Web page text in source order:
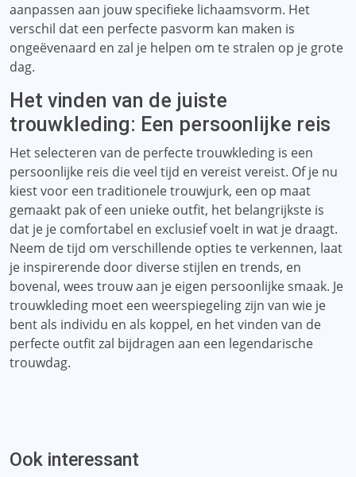
aanpassen aan jouw specifieke lichaamsvorm. Het
verschil dat een perfecte pasvorm kan maken is
ongeëvenaard en zal je helpen om te stralen op je grote
dag.
Het vinden van de juiste
trouwkleding: Een persoonlijke reis
Het selecteren van de perfecte trouwkleding is een
persoonlijke reis die veel tijd en vereist vereist. Of je nu
kiest voor een traditionele trouwjurk, een op maat
gemaakt pak of een unieke outfit, het belangrijkste is
dat je je comfortabel en exclusief voelt in wat je draagt.
Neem de tijd om verschillende opties te verkennen, laat
je inspirerende door diverse stijlen en trends, en
bovenal, wees trouw aan je eigen persoonlijke smaak. Je
trouwkleding moet een weerspiegeling zijn van wie je
bent als individu en als koppel, en het vinden van de
perfecte outfit zal bijdragen aan een legendarische
trouwdag.
Ook interessant